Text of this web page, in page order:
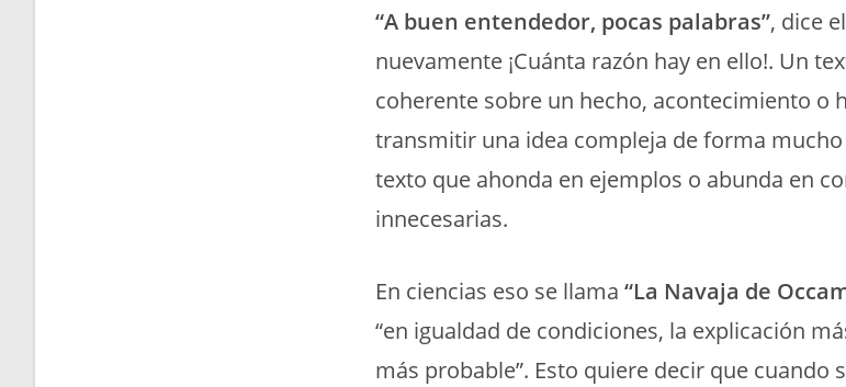
“A buen entendedor, pocas palabras”, dice
nuevamente ¡Cuánta razón hay en ello!. Un
coherente sobre un hecho, acontecimiento o
transmitir una idea compleja de forma
texto que ahonda en ejemplos o abunda en
innecesarias.
En ciencias eso se llama “La Navaja de
“en igualdad de condiciones, la explicación
más probable”. Esto quiere decir que cuando